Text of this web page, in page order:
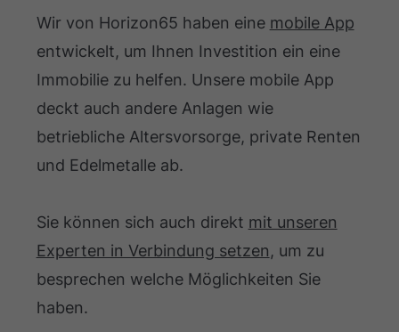
Wir von Horizon65 haben eine mobile App
entwickelt, um Ihnen Investition ein eine
Immobilie zu helfen. Unsere mobile App
deckt auch andere Anlagen wie
betriebliche Altersvorsorge, private Renten
und Edelmetalle ab.
Sie können sich auch direkt mit unseren
Experten in Verbindung setzen, um zu
besprechen welche Möglichkeiten Sie
haben.